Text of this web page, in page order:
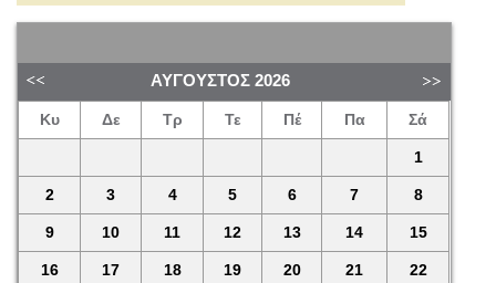
ΑΎΓΟΥΣΤΟΣ 2026
Κυ Δε Τρ Τε Πέ Πα Σά
1
2 3 4 5 6 7 8
9 10 11 12 13 14 15
16 17 18 19 20 21 22